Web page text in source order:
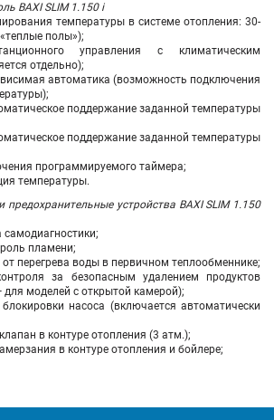
BAXI SLIM 1.150 i
температуры в системе отопления: 30-
полы»);
управления с климатическим
отдельно);
автоматика (возможность подключения
поддержание заданной температуры
поддержание заданной температуры
программируемого таймера;
температуры.
предохранительные устройства BAXI SLIM 1.150
самодиагностики;
пламени;
перегрева воды в первичном теплообменнике;
за безопасным удалением продуктов
для моделей с открытой камерой);
насоса (включается автоматически
в контуре отопления (3 атм.);
в контуре отопления и бойлере;